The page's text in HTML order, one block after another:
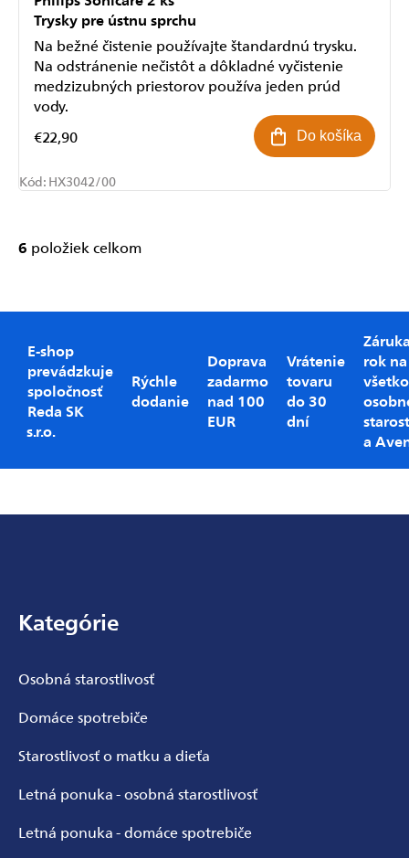
Trysky pre ústnu sprchu
€22,90 Do košíka
Na bežné čistenie používajte štandardnú trysku.
Na odstránenie nečistôt a dôkladné vyčistenie
medzizubných priestorov používa jeden prúd
vody.
Kód: HX3042/00
Ovládacie
6 položiek celkom
E-shop
prevádzkuje
spoločnosť
Reda SK
s.r.o.
Rýchle
dodanie
Doprava
zadarmo
nad 100
EUR
Vrátenie
tovaru
do 30
dní
rok na
a
Zápätie
Kategórie
Osobná starostlivosť
Domáce spotrebiče
Starostlivosť o matku a dieťa
Letná ponuka - osobná starostlivosť
Letná ponuka - domáce spotrebiče
Powered by chaterimo